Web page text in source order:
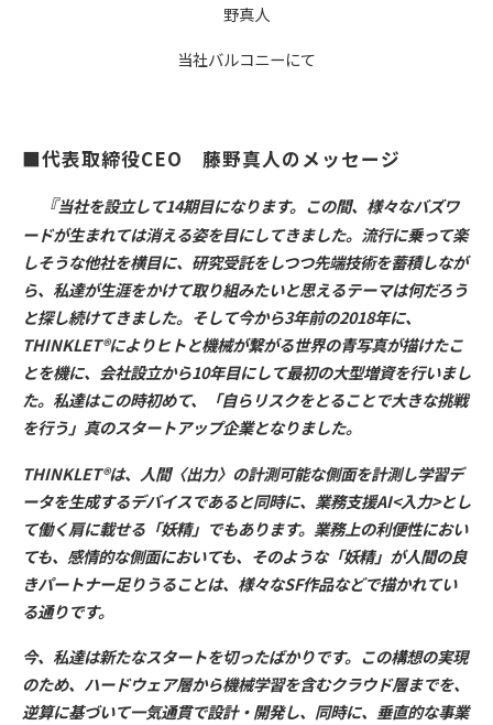
野真人
当社バルコニーにて
■代表取締役CEO　藤野真人のメッセージ
『当社を設立して14期目になります。この間、様々なバズワ
ードが生まれては消える姿を目にしてきました。流行に乗って楽
しそうな他社を横目に、研究受託をしつつ先端技術を蓄積しなが
ら、私達が生涯をかけて取り組みたいと思えるテーマは何だろう
と探し続けてきました。そして今から3年前の2018年に、
THINKLET®によりヒトと機械が繋がる世界の青写真が描けたこ
とを機に、会社設立から10年目にして最初の大型増資を行いまし
た。私達はこの時初めて、「自らリスクをとることで大きな挑戦
を行う」真のスタートアップ企業となりました。
THINKLET®は、人間〈出力〉の計測可能な側面を計測し学習デ
ータを生成するデバイスであると同時に、業務支援AI<入力>とし
て働く肩に載せる「妖精」でもあります。業務上の利便性におい
ても、感情的な側面においても、そのような「妖精」が人間の良
きパートナー足りうることは、様々なSF作品などで描かれてい
る通りです。
今、私達は新たなスタートを切ったばかりです。この構想の実現
のため、ハードウェア層から機械学習を含むクラウド層までを、
逆算に基づいて一気通貫で設計・開発し、同時に、垂直的な事業